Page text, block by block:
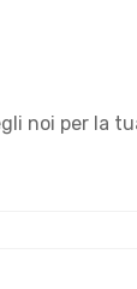
noi per la